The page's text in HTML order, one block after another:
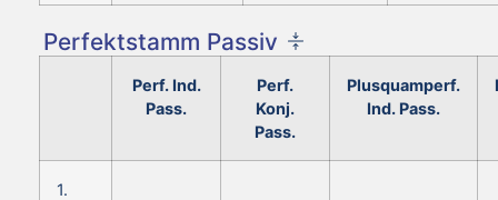
Perfektstamm Passiv
Perf. Ind.
Pass.
Perf.
Konj.
Pass.
Plusquamperf.
Ind. Pass.
1.